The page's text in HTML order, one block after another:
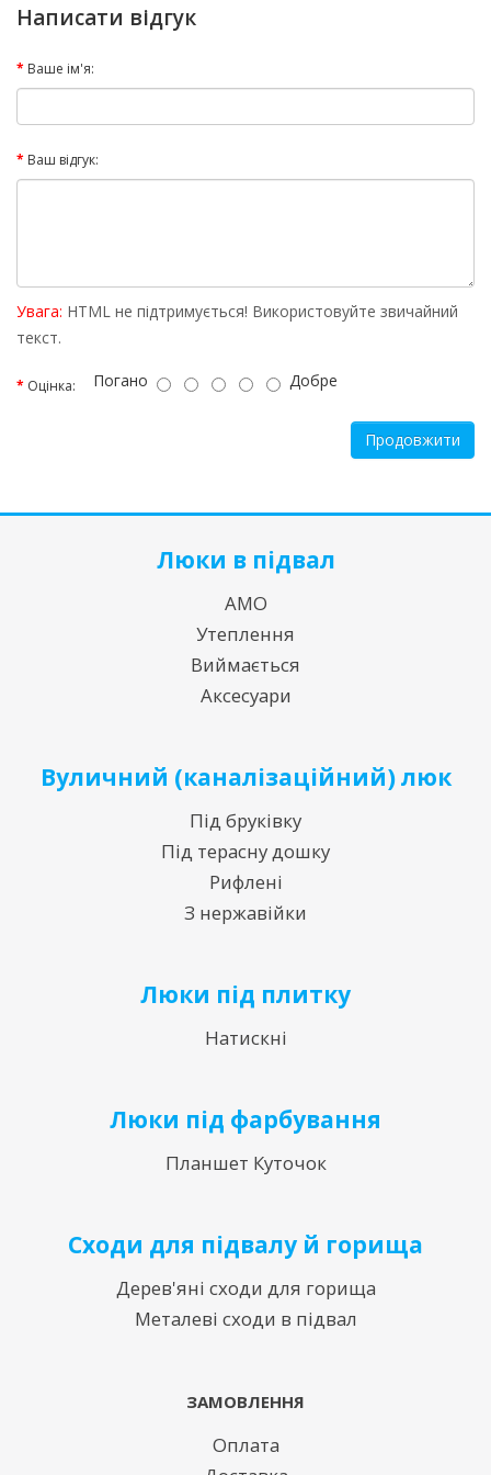
Написати відгук
Ваше ім'я:
Ваш відгук:
Увага: HTML не підтримується! Використовуйте звичайний
текст.
Оцінка: Погано Добре
Продовжити
Люки в підвал
АМО
Утеплення
Виймається
Аксесуари
Вуличний (каналізаційний) люк
Під бруківку
Під терасну дошку
Рифлені
З нержавійки
Люки під плитку
Натискні
Люки під фарбування
Планшет Куточок
Сходи для підвалу й горища
Дерев'яні сходи для горища
Металеві сходи в підвал
ЗАМОВЛЕННЯ
Оплата